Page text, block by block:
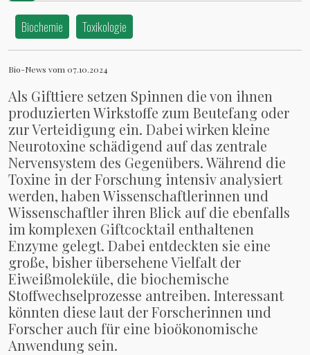
Biochemie Toxikologie
Bio-News vom 07.10.2024
Als Gifttiere setzen Spinnen die von ihnen
produzierten Wirkstoffe zum Beutefang oder
zur Verteidigung ein. Dabei wirken kleine
Neurotoxine schädigend auf das zentrale
Nervensystem des Gegenübers. Während die
Toxine in der Forschung intensiv analysiert
werden, haben Wissenschaftlerinnen und
Wissenschaftler ihren Blick auf die ebenfalls
im komplexen Giftcocktail enthaltenen
Enzyme gelegt. Dabei entdeckten sie eine
große, bisher übersehene Vielfalt der
Eiweißmoleküle, die biochemische
Stoffwechselprozesse antreiben. Interessant
könnten diese laut der Forscherinnen und
Forscher auch für eine bioökonomische
Anwendung sein.